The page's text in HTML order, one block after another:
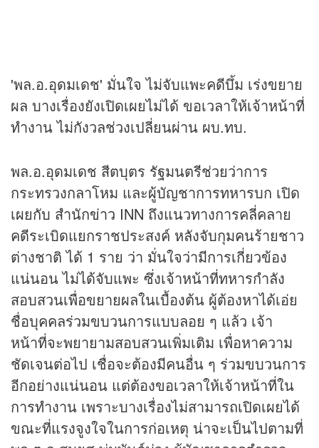
'พล.อ.อุดมเดช' มั่นใจ ไม่จับแพะคดีบึ้ม เร่งขยาย
ผล บางเรื่องยังเปิดเผยไม่ได้ ขอเวลาให้เจ้าหน้าที่
ทำงาน ไม่กังวลช่วงเปลี่ยนผ่าน ผบ.ทบ.
พล.อ.อุดมเดช สีตบุตร รัฐมนตรีช่วยว่าการ
กระทรวงกลาโหม และผู้บัญชาการทหารบก เปิด
เผยกับ สำนักข่าว INN ถึงแนวทางการคลี่คลาย
คดีระเบิดแยกราชประสงค์ หลังจับกุมคนร้ายชาว
ต่างชาติ ได้ 1 ราย ว่า มั่นใจว่ามีการเกี่ยวข้อง
แน่นอน ไม่ได้จับแพะ ซึ่งเจ้าหน้าที่ทหารกำลัง
สอบสวนเพื่อขยายผลในเบื้องต้น ผู้ต้องหาได้เอ่ย
ชื่อบุคคลร่วมขบวนการแบบลอย ๆ แล้ว เจ้า
หน้าที่จะพยายามสอบสวนเพิ่มเติม เพื่อหาความ
ชัดเจนต่อไป เชื่อจะต้องมีคนอื่น ๆ ร่วมขบวนการ
อีกอย่างแน่นอน แต่ต้องขอเวลาให้เจ้าหน้าที่ใน
การทำงาน เพราะบางเรื่องไม่สามารถเปิดเผยได้
ขณะที่แรงจูงใจในการก่อเหตุ น่าจะเป็นไปตามที่